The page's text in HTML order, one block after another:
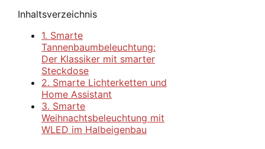
Inhaltsverzeichnis
1. Smarte
Tannenbaumbeleuchtung:
Der Klassiker mit smarter
Steckdose
2. Smarte Lichterketten und
Home Assistant
3. Smarte
Weihnachtsbeleuchtung mit
WLED im Halbeigenbau